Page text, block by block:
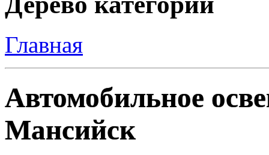
Главная
Автомобильное
Мансийск